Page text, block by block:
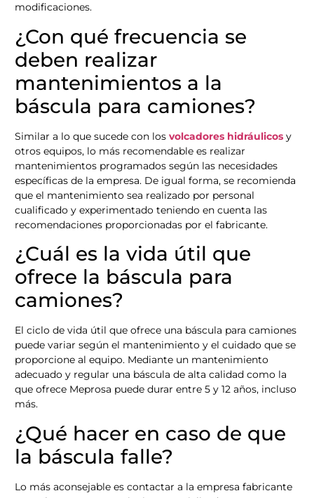
modificaciones.
¿Con qué frecuencia se
deben realizar
mantenimientos a la
báscula para camiones?
Similar a lo que sucede con los volcadores hidráulicos y
otros equipos, lo más recomendable es realizar
mantenimientos programados según las necesidades
específicas de la empresa. De igual forma, se recomienda
que el mantenimiento sea realizado por personal
cualificado y experimentado teniendo en cuenta las
recomendaciones proporcionadas por el fabricante.
¿Cuál es la vida útil que
ofrece la báscula para
camiones?
El ciclo de vida útil que ofrece una báscula para camiones
puede variar según el mantenimiento y el cuidado que se
proporcione al equipo. Mediante un mantenimiento
adecuado y regular una báscula de alta calidad como la
que ofrece Meprosa puede durar entre 5 y 12 años, incluso
más.
¿Qué hacer en caso de que
la báscula falle?
Lo más aconsejable es contactar a la empresa fabricante